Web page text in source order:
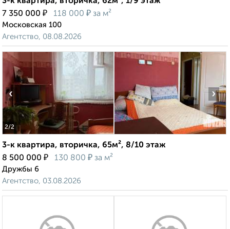
7 350 000 ₽ 118 000 ₽ за м²
Московская 100
Агентство, 08.08.2026
2/2
‹ ›
3-к квартира, вторичка, 65м², 8/10 этаж
8 500 000 ₽ 130 800 ₽ за м²
Дружбы 6
Агентство, 03.08.2026